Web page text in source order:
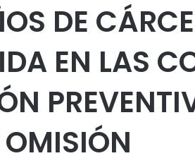
DE
EN LAS